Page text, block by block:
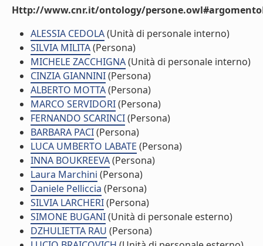
Http://www.cnr.it/ontology/
ALESSIA CEDOLA(Unità di personale interno)
SILVIA MILITA(Persona)
MICHELE ZACCHIGNA(Unità di personale interno)
CINZIA GIANNINI(Persona)
ALBERTO MOTTA(Persona)
MARCO SERVIDORI(Persona)
FERNANDO SCARINCI(Persona)
BARBARA PACI(Persona)
LUCA UMBERTO LABATE (Persona)
INNA BOUKREEVA(Persona)
Laura Marchini (Persona)
Daniele Pelliccia (Persona)
SILVIA LARCHERI(Persona)
SIMONE BUGANI(Unità di personale esterno)
DZHULIETTA RAU (Persona)